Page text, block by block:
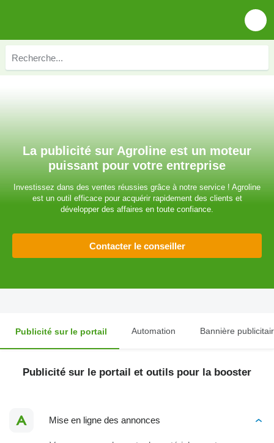
La publicité sur Agroline est un moteur
puissant pour votre entreprise
Investissez dans des ventes réussies grâce à notre service ! Agroline
est un outil efficace pour acquérir rapidement des clients et
développer des affaires en toute confiance.
Contacter le conseiller
Publicité sur le portail Automation Bannière
Publicité sur le portail et outils pour la booster
Mise en ligne des annonces